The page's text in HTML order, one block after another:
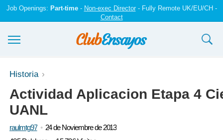
Job Openings: Part-time- Non-exec Director- Fully Remote UK/EU/CH -
Contact
Ensayos y trabajos
Registrarse
Iniciar sesión
Historia
Actividad Aplicacion Etapa 4
UANL
raulmtg97
24 de Noviembre de 2013